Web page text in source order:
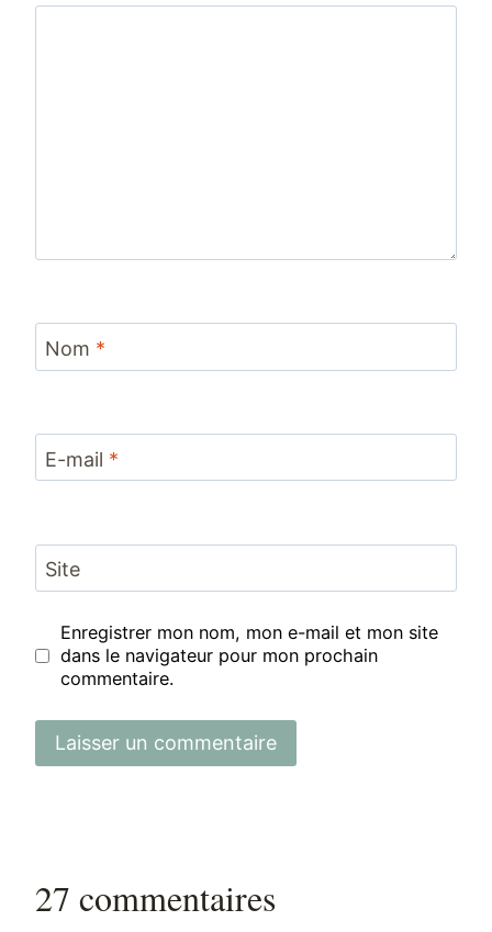
Nom *
E-mail *
Site
Enregistrer mon nom, mon e-mail et mon site
dans le navigateur pour mon prochain
commentaire.
27 commentaires